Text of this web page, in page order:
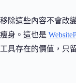
移除這些內容不會改
瘦身。這也是
工具存在的價值，只